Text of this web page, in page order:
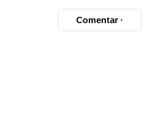
Comentar ·